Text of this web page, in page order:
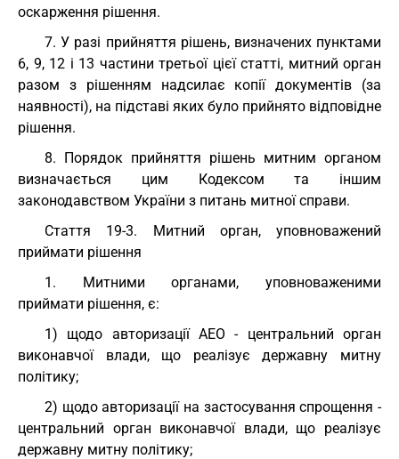
оскарження рішення.
7. У разі прийняття рішень, визначених пунктами
6, 9, 12 і 13 частини третьої цієї статті, митний орган
разом з рішенням надсилає копії документів (за
наявності), на підставі яких було прийнято відповідне
рішення.
8. Порядок прийняття рішень митним органом
визначається цим Кодексом та іншим
законодавством України з питань митної справи.
Cтаття 19-3. Митний орган, уповноважений
приймати рішення
1. Митними органами, уповноваженими
приймати рішення, є:
1) щодо авторизації АЕО - центральний орган
виконавчої влади, що реалізує державну митну
політику;
2) щодо авторизації на застосування спрощення -
центральний орган виконавчої влади, що реалізує
державну митну політику;